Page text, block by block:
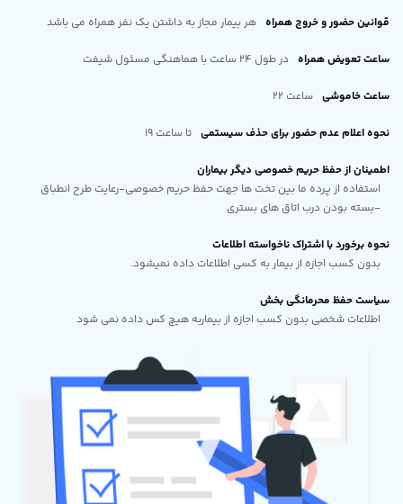
قوانین حضور و خروج همراه هر بیمار مجاز به داشتن یک نفر همراه می باشد
ساعت تعویض همراه در طول 24 ساعت با هماهنگی مسئول شیفت
ساعت خاموشی ساعت 22
نحوه اعلام عدم حضور برای حذف سیستمی تا ساعت 19
اطمینان از حفظ حریم خصوصی دیگر بیماران
استفاده از پرده ما بین تخت ها جهت حفظ حریم خصوصی-رعایت طرح انطباق
-بسته بودن درب اتاق های بستری
نحوه برخورد با اشتراک ناخواسته اطلاعات
بدون کسب اجازه از بیمار به کسی اطلاعات داده نمیشود.
سیاست حفظ محرمانگی بخش
اطلاعات شخصی بدون کسب اجازه از بیماربه هیچ کس داده نمی شود